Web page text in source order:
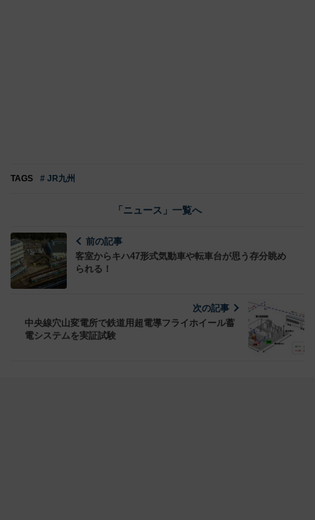
TAGS # JR九州
「ニュース」一覧へ
前の記事
客室からキハ47形式気動車や転車台が思う存分眺め
られる！
次の記事
中央線穴山変電所で鉄道用超電導フライホイール蓄
電システムを実証試験